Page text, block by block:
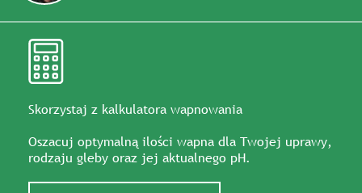
Skorzystaj z kalkulatora wapnowania
Oszacuj optymalną ilości wapna dla Twojej uprawy,
rodzaju gleby oraz jej aktualnego pH.